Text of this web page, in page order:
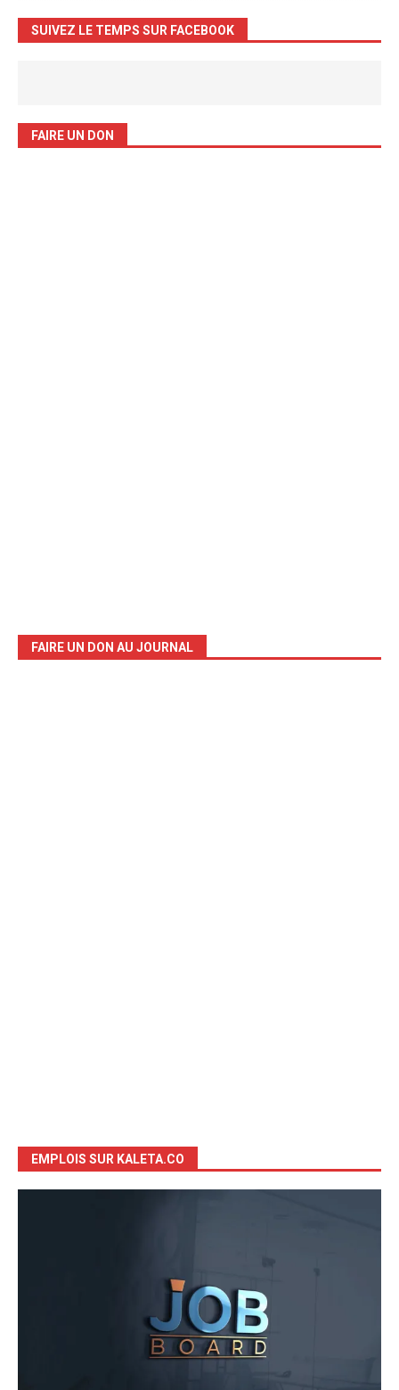
SUIVEZ LE TEMPS SUR FACEBOOK
FAIRE UN DON
FAIRE UN DON AU JOURNAL
EMPLOIS SUR KALETA.CO